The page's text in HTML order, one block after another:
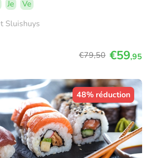
Je
Ve
Sluishuys
€79,50 €59,95
48% réduction